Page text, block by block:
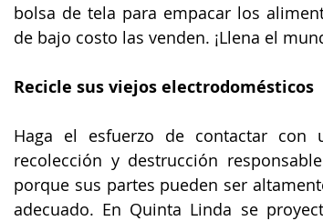
bolsa de tela para empacar los
de bajo costo las venden. ¡Llena el
Recicle sus viejos electrodomésticos
Haga el esfuerzo de contactar
recolección y destrucción
porque sus partes pueden ser
adecuado. En Quinta Linda se